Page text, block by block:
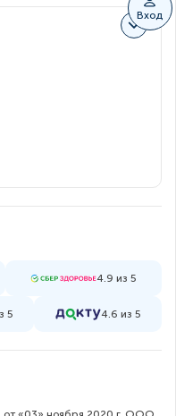
Вход
4.9 из 5
5 4.6 из 5